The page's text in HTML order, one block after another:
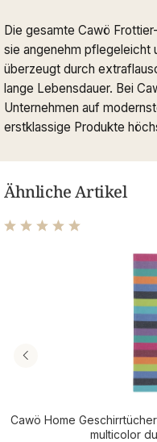
Die gesamte Cawö
sie angenehm pflegeleicht
überzeugt durch
lange Lebensdauer. Bei
Unternehmen auf
erstklassige Produkte
Ähnliche Artikel
Cawö Home
multicolor